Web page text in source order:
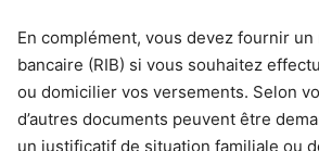
En complément, vous devez fournir un
bancaire (RIB) si vous souhaitez
ou domicilier vos versements. Selon
d’autres documents peuvent être
un justificatif de situation familiale ou